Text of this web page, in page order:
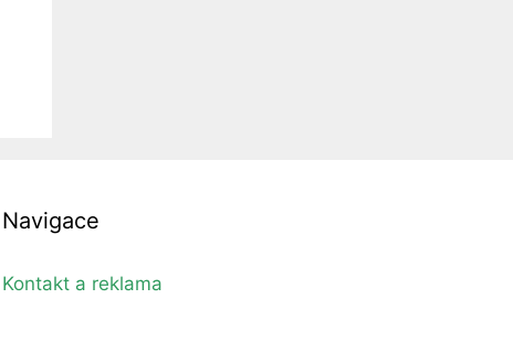
Navigace
Kontakt a reklama